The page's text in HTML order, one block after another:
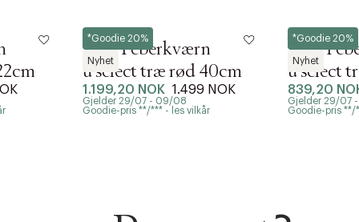
*Goodie 20%
Nyhet
Peugeot
Paris Peberkværn
u'select træ rød 40cm
1.199,20 NOK 1.499 NOK
Gjelder 29/07 - 09/08
Goodie-pris **/*** - les vilkår
*Goodie 20%
Nyhet
Peugeot
Paris
u'select
30cm
839,20
Gjelder 29/07
Goodie-pris **/